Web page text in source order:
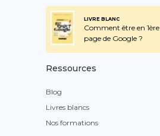
LIVRE BLANC
Comment être en 1ère
page de Google ?
Ressources
Blog
Livres blancs
Nos formations